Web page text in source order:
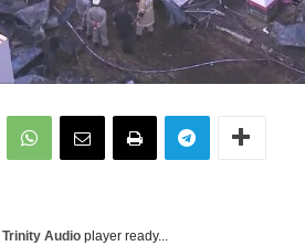
Trinity Audio player ready...